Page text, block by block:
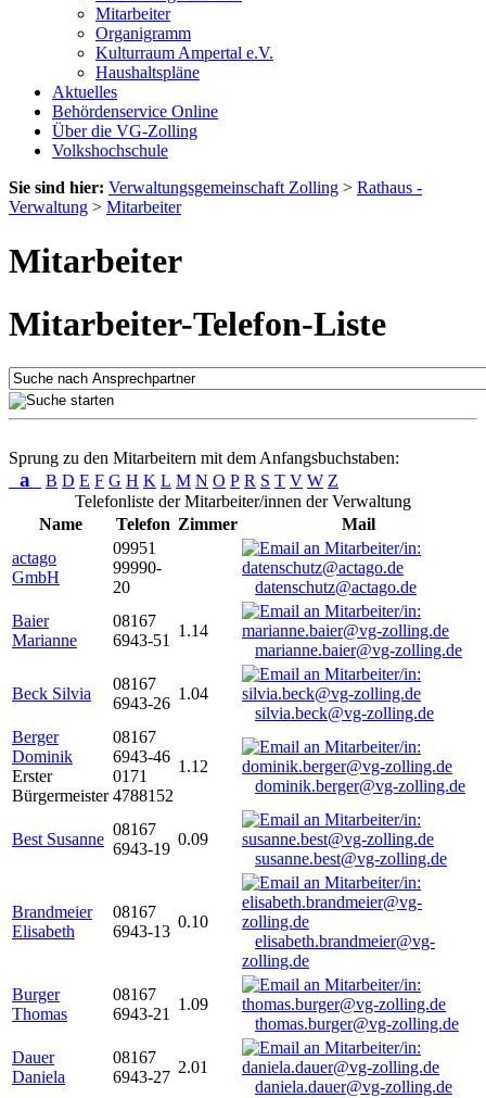
Mitarbeiter
Organigramm
Kulturraum Ampertal e.V.
Haushaltspläne
Aktuelles
Behördenservice Online
Über die VG-Zolling
Volkshochschule
Sie sind hier: Verwaltungsgemeinschaft Zolling > Rathaus -
Verwaltung > Mitarbeiter
Mitarbeiter
Mitarbeiter-Telefon-Liste
Sprung zu den Mitarbeitern mit dem Anfangsbuchstaben:
a B D E F G H K L M N O P R S T V W Z
Telefonliste der Mitarbeiter/innen der Verwaltung
Name
Telefon Zimmer
Mail
actago
GmbH
09951
99990-
20
datenschutz@actago.de
Baier
Marianne
08167
6943-51
1.14
marianne.baier@vg-zolling.de
Beck Silvia
08167
6943-26
1.04
silvia.beck@vg-zolling.de
Berger
Dominik
Erster
Bürgermeister
08167
6943-46
0171
4788152
1.12
dominik.berger@vg-zolling.de
Best Susanne
08167
6943-19
0.09
susanne.best@vg-zolling.de
Brandmeier
Elisabeth
08167
6943-13
0.10
elisabeth.brandmeier@vg-
zolling.de
Burger
Thomas
08167
6943-21
1.09
thomas.burger@vg-zolling.de
Dauer
Daniela
08167
6943-27
2.01
daniela.dauer@vg-zolling.de